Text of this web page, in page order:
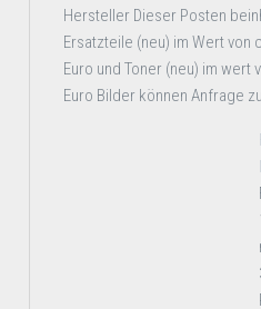
Hersteller Dieser Posten
Ersatzteile (neu) im Wert von
Euro und Toner (neu) im wert
Euro Bilder können Anfrage